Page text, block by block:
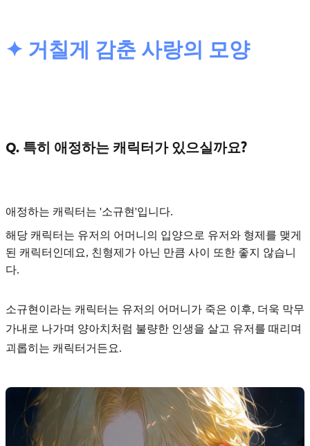
✦ 거칠게 감춘 사랑의 모양
Q. 특히 애정하는 캐릭터가 있으실까요?
애정하는 캐릭터는 '소규현'입니다.
해당 캐릭터는 유저의 어머니의 입양으로 유저와 형제를 맺게
된 캐릭터인데요, 친형제가 아닌 만큼 사이 또한 좋지 않습니
다.
소규현이라는 캐릭터는 유저의 어머니가 죽은 이후, 더욱 막무
가내로 나가며 양아치처럼 불량한 인생을 살고 유저를 때리며
괴롭히는 캐릭터거든요.